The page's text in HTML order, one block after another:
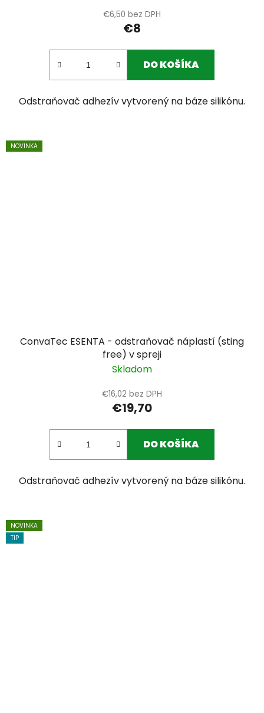
€6,50 bez DPH
€8
DO KOŠÍKA
Odstraňovač adhezív vytvorený na báze silikónu.
NOVINKA
ConvaTec ESENTA - odstraňovač náplastí (sting
free) v spreji
Skladom
€16,02 bez DPH
€19,70
DO KOŠÍKA
Odstraňovač adhezív vytvorený na báze silikónu.
NOVINKA
TIP